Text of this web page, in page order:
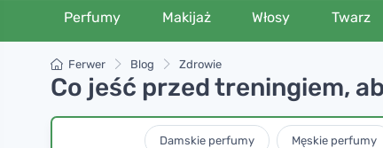
Perfumy Makijaż Włosy Twarz
Ferwer Blog Zdrowie
Co jeść przed treningiem,
Damskie perfumy Męskie perfumy